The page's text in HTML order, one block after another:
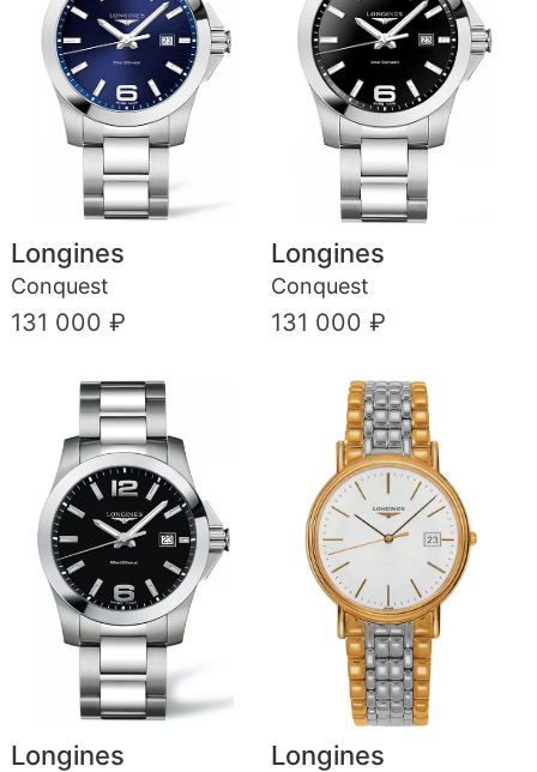
Longines
Conquest
131 000 ₽
Longines
Conquest
131 000 ₽
Longines Longines